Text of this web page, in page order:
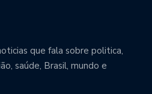
que fala sobre politica,
saúde, Brasil, mundo e